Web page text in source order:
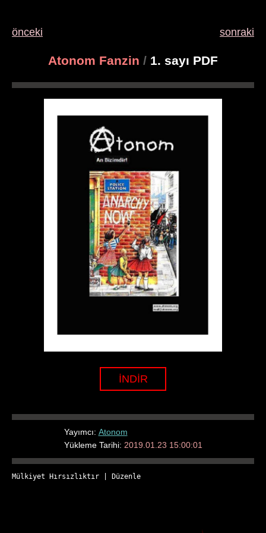
önceki sonraki
Atonom Fanzin / 1. sayı PDF
İNDİR
Yayımcı: Atonom
Yükleme Tarihi: 2019.01.23 15:00:01
Mülkiyet Hırsızlıktır Düzenle